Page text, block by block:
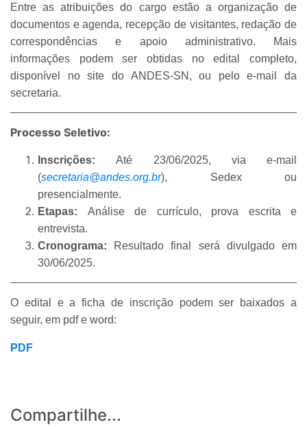
Entre as atribuições do cargo estão a organização de
documentos e agenda, recepção de visitantes, redação de
correspondências e apoio administrativo. Mais
informações podem ser obtidas no edital completo,
disponível no site do ANDES-SN, ou pelo e-mail da
secretaria.
Processo Seletivo:
Inscrições: Até 23/06/2025, via e-mail
(secretaria@andes.org.br), Sedex ou
presencialmente.
Etapas: Análise de currículo, prova escrita e
entrevista.
Cronograma: Resultado final será divulgado em
30/06/2025.
O edital e a ficha de inscrição podem ser baixados a
seguir, em pdf e word:
PDF
Compartilhe...